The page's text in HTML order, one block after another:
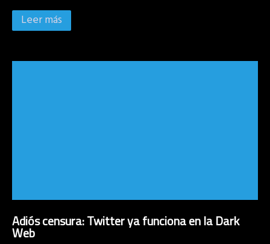
Leer más
Adiós censura: Twitter ya funciona en la Dark
Web